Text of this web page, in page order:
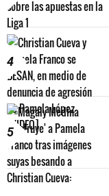
4
5